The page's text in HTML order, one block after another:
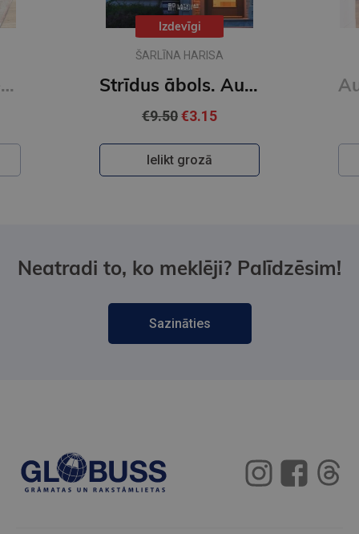
Auroras Tīgārdenas mistērijas. Slepkavība lasītāju klubā. Vakara detektīvs
Izdevīgi
ŠARLĪNA HARISA
Strīdus ābols. Auroras Tīgārdenas mistērijas
€9.50€3.15
Ielikt grozā
Neatradi to, ko meklēji? Palīdzēsim!
Sazināties